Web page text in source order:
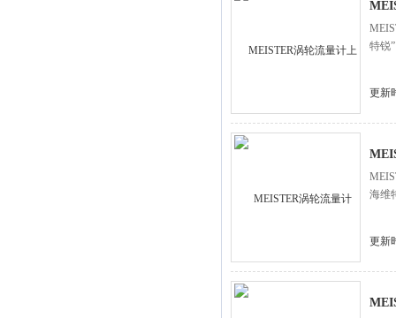
特锐
更新
海维
更新